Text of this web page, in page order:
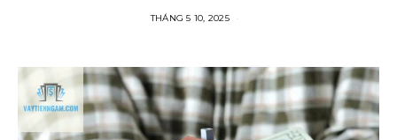
THÁNG 5 10, 2025